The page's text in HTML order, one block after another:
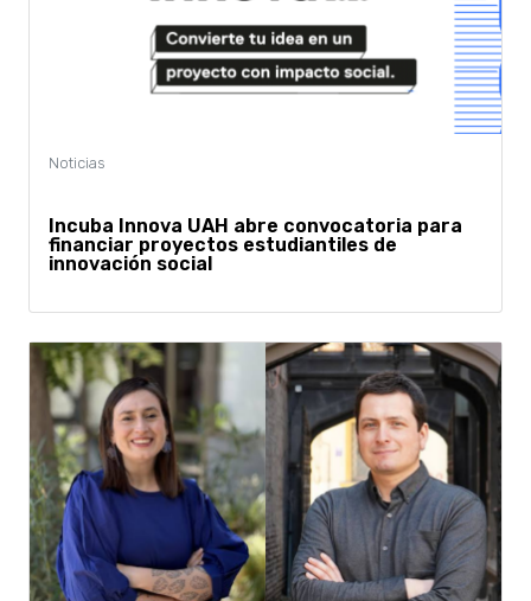
Incuba Innova UAH abre convocatoria para
financiar proyectos estudiantiles de
innovación social